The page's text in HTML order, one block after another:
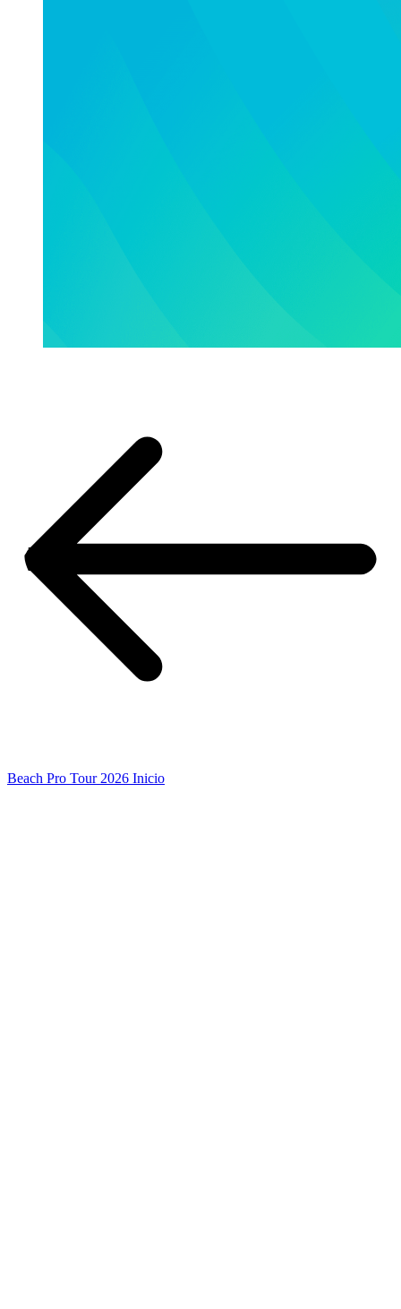
Beach Pro Tour 2026 Inicio